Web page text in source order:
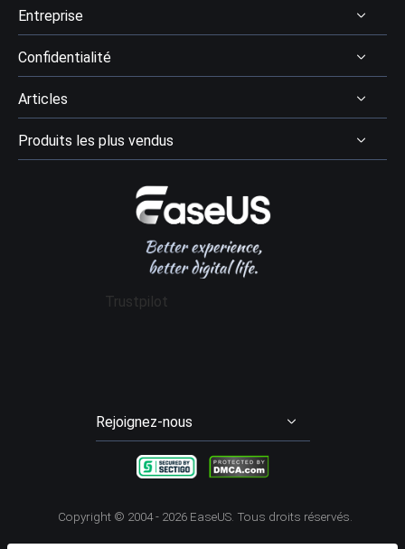
Entreprise
À Propos
Avis & récompenses
Contactez EaseUS
Confidentialité
Désinstaller
Politique de remboursement
Conditions générales
Articles
Récupération des données
Avis logiciel récupération données
Gestion de partition
Sauvegarde & Restauration
Produits les plus vendus
Data Recovery Wizard Pro
Data Recovery Wizard for Mac Pro
Trustpilot
Rejoignez-nous
  
Copyright © 2004 - 2026EaseUS. Tous droits réservés.